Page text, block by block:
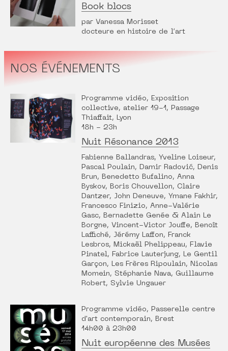
Book blocs
par Vanessa Morisset
docteure en histoire de l’art
NOS ÉVÉNEMENTS
Programme vidéo, Exposition
collective, atelier 19-1, Passage
Thiaffait, Lyon
18h - 23h
Nuit Résonance 2013
Fabienne Ballandras, Yveline Loiseur,
Pascal Poulain, Damir Radović, Denis
Brun, Benedetto Bufalino, Anna
Byskov, Boris Chouvellon, Claire
Dantzer, John Deneuve, Ymane Fakhir,
Francesco Finizio, Anne-Valérie
Gasc, Bernadette Genée & Alain Le
Borgne, Vincent-Victor Jouffe, Benoît
Laffiché, Jérémy Laffon, Franck
Lesbros, Mickaël Phelippeau, Flavie
Pinatel, Fabrice Lauterjung, Le Gentil
Garçon, Les Frères Ripoulain, Nicolas
Momein, Stéphanie Nava, Guillaume
Robert, Sylvie Ungauer
Programme vidéo, Passerelle centre
d'art contemporain, Brest
14h00 à 23h00
Nuit européenne des Musées